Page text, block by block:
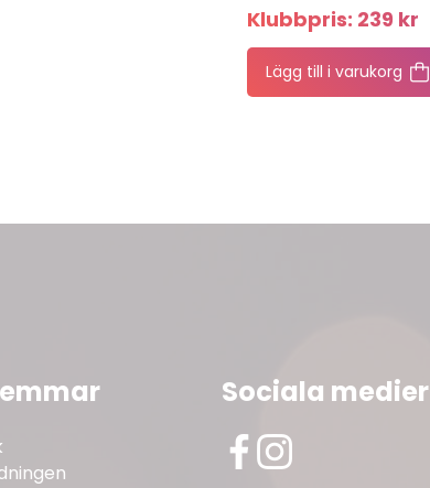
Klubbpris: 239 kr
Lägg till i varukorg
Sociala medier